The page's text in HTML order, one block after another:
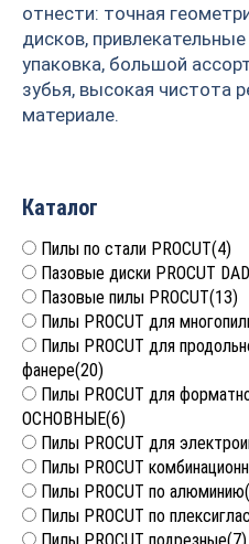
отнести: точная
дисков,
упаковка, большой
зубья, высокая чистота
материале.
Каталог
Пилы по стали PROCUT(4)
Пазовые диски PROCUT
Пазовые пилы PROCUT(13)
Пилы PROCUT для
Пилы PROCUT для
фанере(20)
Пилы PROCUT для
ОСНОВНЫЕ(6)
Пилы PROCUT для
Пилы PROCUT
Пилы PROCUT по алюминию
Пилы PROCUT по
Пилы PROCUT подрезные(7)